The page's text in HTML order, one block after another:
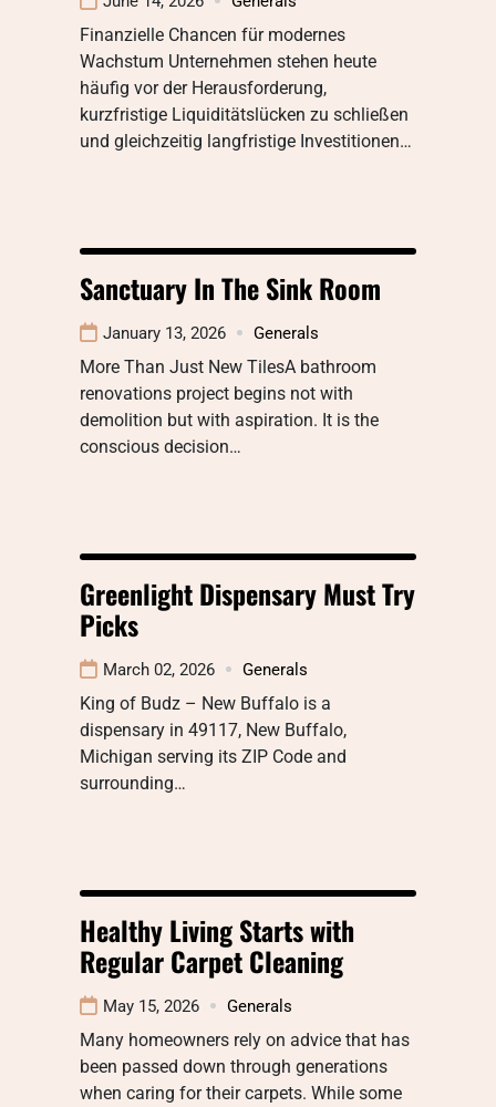
Finanzielle Chancen für modernes
Wachstum Unternehmen stehen heute
häufig vor der Herausforderung,
kurzfristige Liquiditätslücken zu schließen
und gleichzeitig langfristige Investitionen…
Sanctuary In The Sink Room
January 13, 2026 Generals
More Than Just New TilesA bathroom
renovations project begins not with
demolition but with aspiration. It is the
conscious decision…
Greenlight Dispensary Must Try
Picks
March 02, 2026 Generals
King of Budz – New Buffalo is a
dispensary in 49117, New Buffalo,
Michigan serving its ZIP Code and
surrounding…
Healthy Living Starts with
Regular Carpet Cleaning
May 15, 2026 Generals
Many homeowners rely on advice that has
been passed down through generations
when caring for their carpets. While some